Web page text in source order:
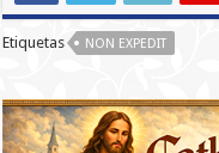
Etiquetas NON EXPEDIT